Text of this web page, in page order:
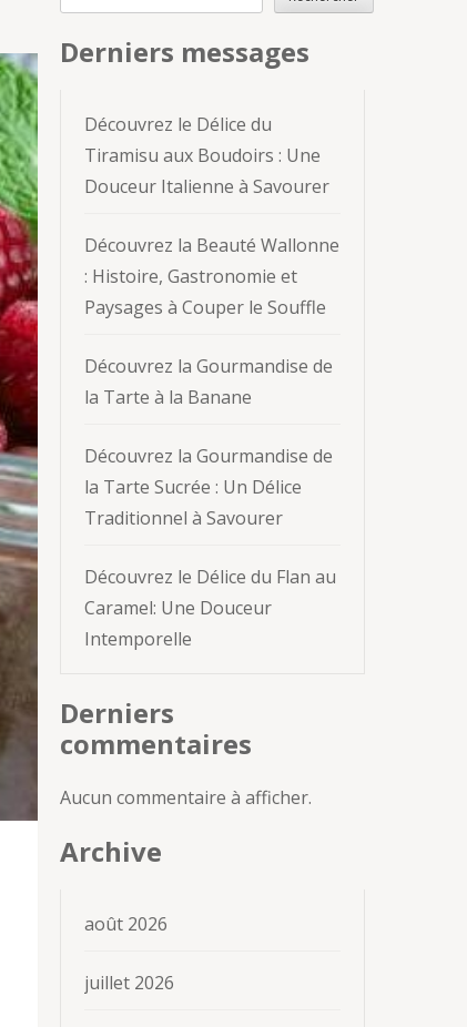
Derniers messages
Découvrez le Délice du
Tiramisu aux Boudoirs : Une
Douceur Italienne à Savourer
Découvrez la Beauté Wallonne
: Histoire, Gastronomie et
Paysages à Couper le Souffle
Découvrez la Gourmandise de
la Tarte à la Banane
Découvrez la Gourmandise de
la Tarte Sucrée : Un Délice
Traditionnel à Savourer
Découvrez le Délice du Flan au
Caramel: Une Douceur
Intemporelle
Derniers
commentaires
Aucun commentaire à afficher.
Archive
août 2026
juillet 2026